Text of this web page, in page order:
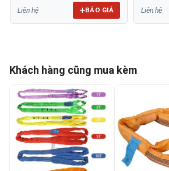
Liên hệ BÁO GIÁ Liên hệ
Khách hàng cũng mua kèm